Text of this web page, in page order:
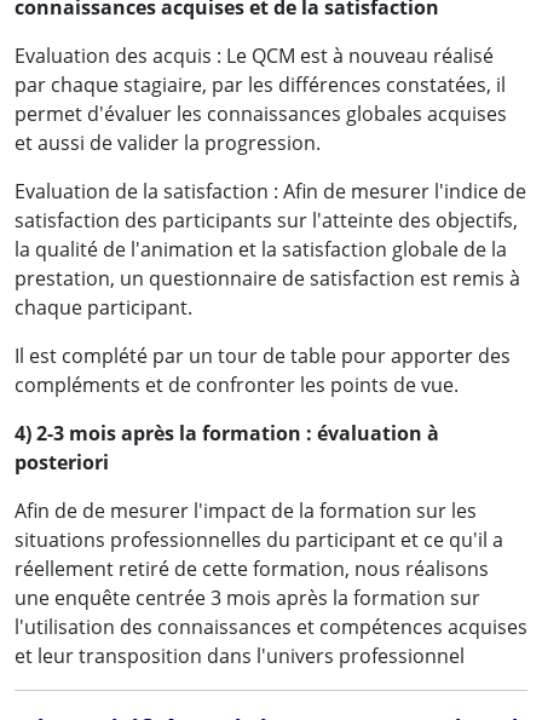
connaissances acquises et de la satisfaction
Evaluation des acquis : Le QCM est à nouveau réalisé
par chaque stagiaire, par les différences constatées, il
permet d'évaluer les connaissances globales acquises
et aussi de valider la progression.
Evaluation de la satisfaction : Afin de mesurer l'indice de
satisfaction des participants sur l'atteinte des objectifs,
la qualité de l'animation et la satisfaction globale de la
prestation, un questionnaire de satisfaction est remis à
chaque participant.
Il est complété par un tour de table pour apporter des
compléments et de confronter les points de vue.
4) 2-3 mois après la formation : évaluation à
posteriori
Afin de de mesurer l'impact de la formation sur les
situations professionnelles du participant et ce qu'il a
réellement retiré de cette formation, nous réalisons
une enquête centrée 3 mois après la formation sur
l'utilisation des connaissances et compétences acquises
et leur transposition dans l'univers professionnel